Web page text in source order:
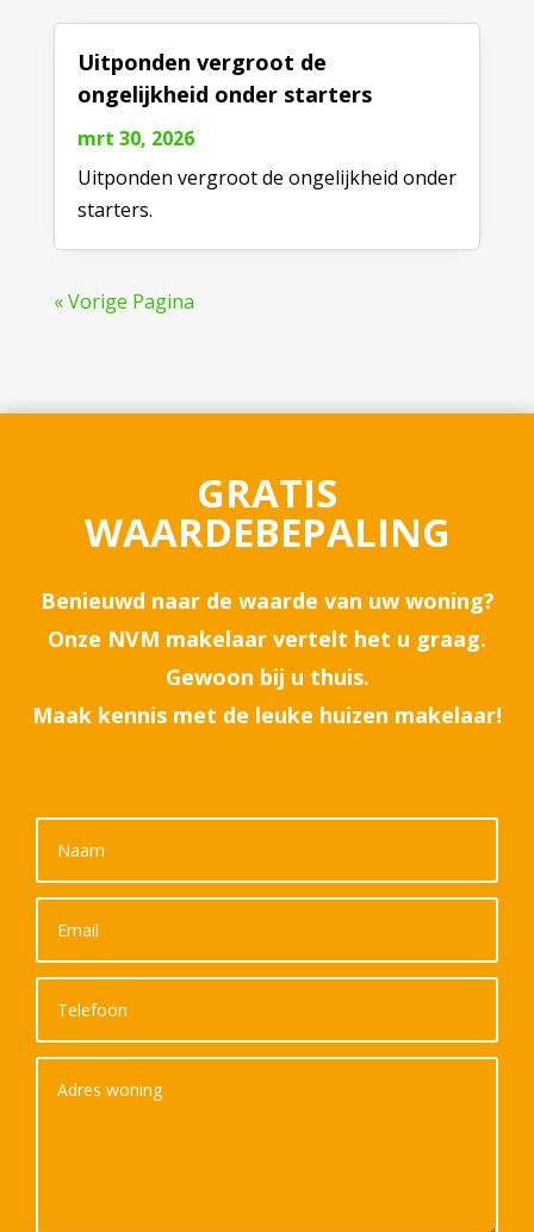
Uitponden vergroot de
ongelijkheid onder starters
mrt 30, 2026
Uitponden vergroot de ongelijkheid onder
starters.
« Vorige Pagina
GRATIS
WAARDEBEPALING
Benieuwd naar de waarde van uw woning?
Onze NVM makelaar vertelt het u graag.
Gewoon bij u thuis.
Maak kennis met de leuke huizen makelaar!